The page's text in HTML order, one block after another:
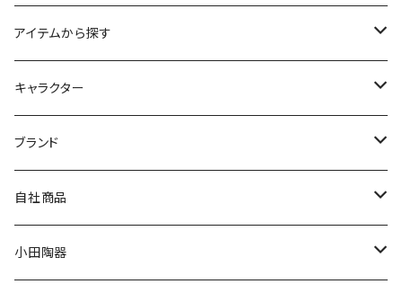
アイテムから探す
九谷焼
マグ＆カップ
プレート
ボウル
キャラクター
ムーミン
80th記念アイテム
リトルミイの日記念アイテム
MOOMIN ANIMATION
スヌーピー
ブランド
LA AMYS(エミーズ)
LISA LARSON(リサラーソン)
自社商品
ねこ企画
小田陶器